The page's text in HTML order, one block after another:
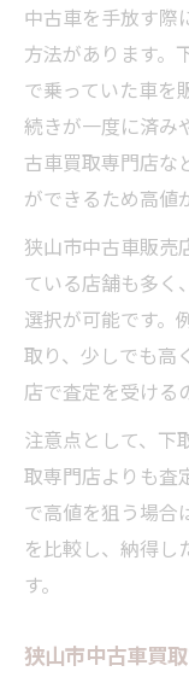
中古車を手放す際
方法があります。
で乗っていた車を
続きが一度に済み
古車買取専門店な
ができるため高値
狭山市中古車販売
ている店舗も多く
選択が可能です。
取り、少しでも高
店で査定を受ける
注意点として、下
取専門店よりも査
で高値を狙う場合
を比較し、納得し
す。
狭山市中古車買